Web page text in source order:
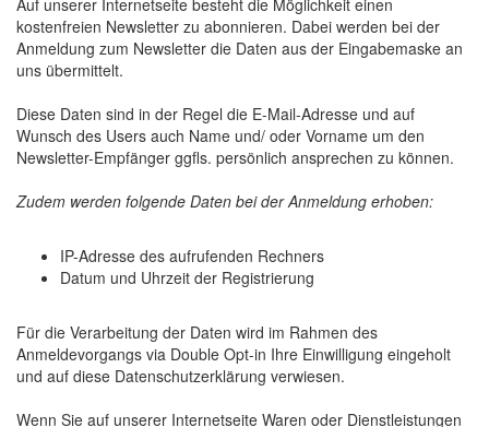
Auf unserer Internetseite besteht die Möglichkeit einen
kostenfreien Newsletter zu abonnieren. Dabei werden bei der
Anmeldung zum Newsletter die Daten aus der Eingabemaske an
uns übermittelt.
Diese Daten sind in der Regel die E-Mail-Adresse und auf
Wunsch des Users auch Name und/ oder Vorname um den
Newsletter-Empfänger ggfls. persönlich ansprechen zu können.
Zudem werden folgende Daten bei der Anmeldung erhoben:
IP-Adresse des aufrufenden Rechners
Datum und Uhrzeit der Registrierung
Für die Verarbeitung der Daten wird im Rahmen des
Anmeldevorgangs via Double Opt-in Ihre Einwilligung eingeholt
und auf diese Datenschutzerklärung verwiesen.
Wenn Sie auf unserer Internetseite Waren oder Dienstleistungen